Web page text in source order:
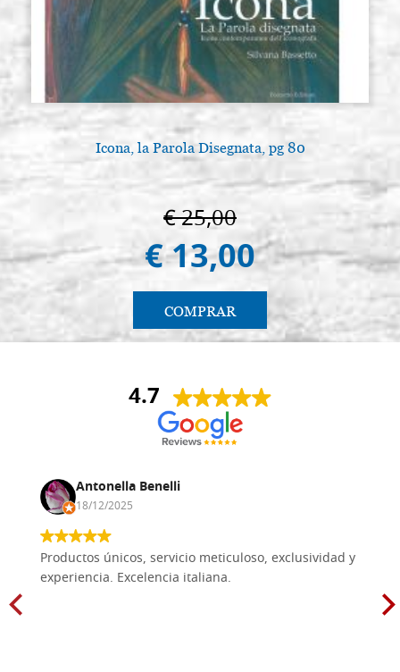
Icona, la Parola Disegnata, pg 80
€ 25,00
€ 13,00
COMPRAR
4.7
Antonella Benelli
18/12/2025
Productos únicos, servicio meticuloso, exclusividad y
experiencia. Excelencia italiana.